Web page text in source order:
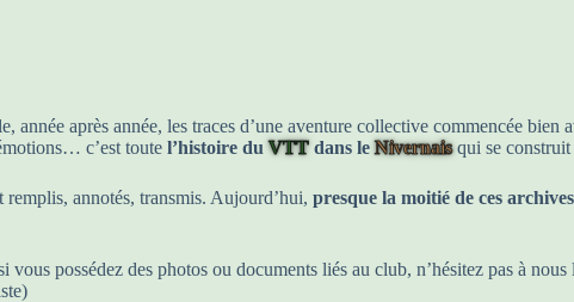
année après année, les traces d’une aventure collective commencée
c’est toute l’histoire duVTTdans leNivernaisqui se construit
remplis, annotés, transmis. Aujourd’hui, presque la moitié de ces
vous possédez des photos ou documents liés au club, n’hésitez pas à